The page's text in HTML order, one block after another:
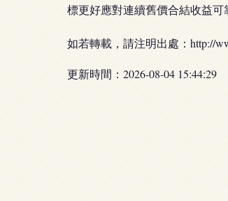
標更好應對連續舊價合結收益
如若轉載，請注明出處：http://
更新時間：2026-08-04 15:44:29